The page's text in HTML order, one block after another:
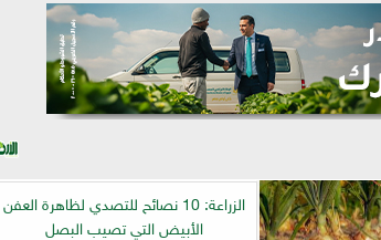
الزراعة: 10 نصائح للتصدي لظاهرة العفن
الأبيض التي تصيب البصل